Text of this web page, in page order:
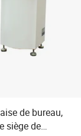
de bureau,
siège de